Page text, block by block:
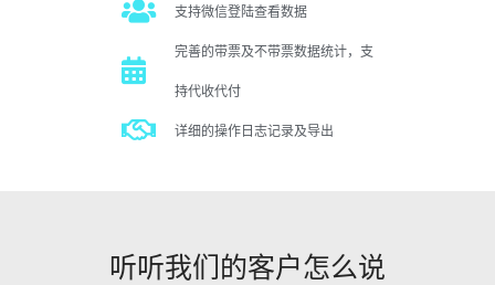
支持微信登陆查看数据
完善的带票及不带票数据统计，支
持代收代付
详细的操作日志记录及导出
听听我们的客户怎么说